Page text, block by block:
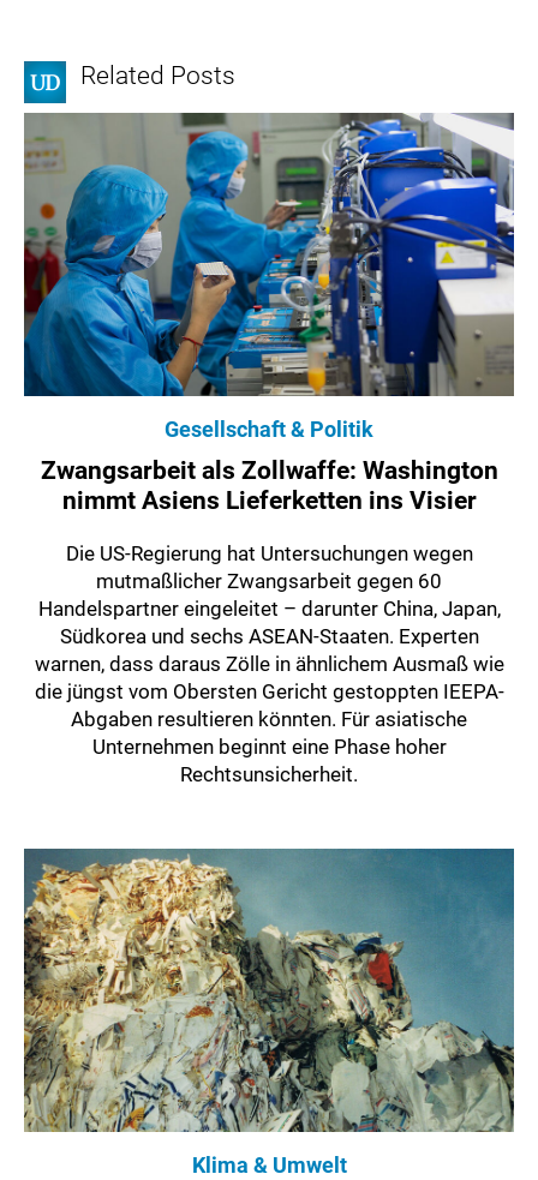
Related Posts
Gesellschaft & Politik
Zwangsarbeit als Zollwaffe: Washington
nimmt Asiens Lieferketten ins Visier
Die US-Regierung hat Untersuchungen wegen
mutmaßlicher Zwangsarbeit gegen 60
Handelspartner eingeleitet – darunter China, Japan,
Südkorea und sechs ASEAN-Staaten. Experten
warnen, dass daraus Zölle in ähnlichem Ausmaß wie
die jüngst vom Obersten Gericht gestoppten IEEPA-
Abgaben resultieren könnten. Für asiatische
Unternehmen beginnt eine Phase hoher
Rechtsunsicherheit.
Klima & Umwelt